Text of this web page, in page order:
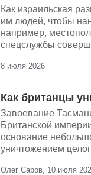
Как израильская
им людей, чтобы
например,
спецслужбы
8 июля 2026
Как британцы
Завоевание
Британской
основание
уничтожением
Олег Саров, 10 июля